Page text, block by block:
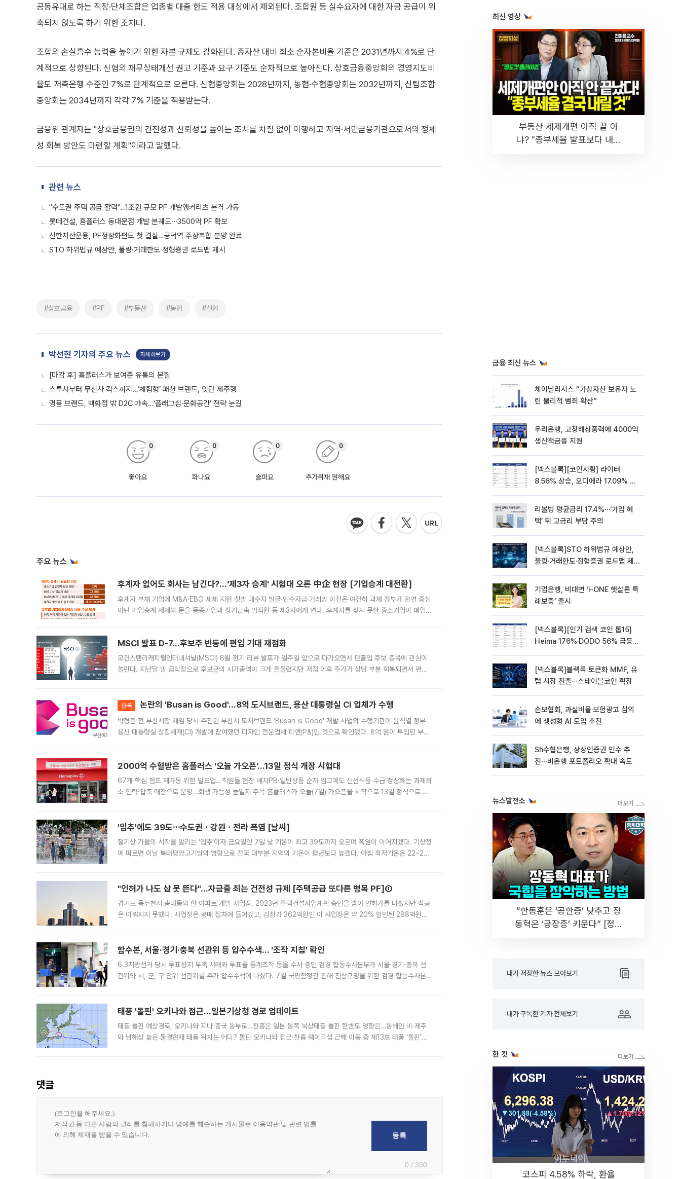
공동유대로 하는 직장·단체조합은 업종별 대출 한도 적용 대상에서 제외된다. 조합원 등 실수요자에 대한 자금 공급이 위
축되지 않도록 하기 위한 조치다.
조합의 손실흡수 능력을 높이기 위한 자본 규제도 강화된다. 총자산 대비 최소 순자본비율 기준은 2031년까지 4%로 단
계적으로 상향된다. 신협의 재무상태개선 권고 기준과 요구 기준도 순차적으로 높아진다. 상호금융중앙회의 경영지도비
율도 저축은행 수준인 7%로 단계적으로 오른다. 신협중앙회는 2028년까지, 농협·수협중앙회는 2032년까지, 산림조합
중앙회는 2034년까지 각각 7% 기준을 적용받는다.
금융위 관계자는 "상호금융권의 건전성과 신뢰성을 높이는 조치를 차질 없이 이행하고 지역·서민금융기관으로서의 정체
성 회복 방안도 마련할 계획"이라고 말했다.
관련 뉴스
"수도권 주택 공급 활력"…1조원 규모 PF 개발앵커리츠 본격 가동
롯데건설, 홈플러스 동대문점 개발 본궤도⋯3500억 PF 확보
신한자산운용, PF정상화펀드 첫 결실…공덕역 주상복합 분양 완료
STO 하위법규 예상안, 풀링·거래한도·정형증권 로드맵 제시
#상호금융 #PF #부동산 #농협 #신협
박선현 기자의 주요 뉴스 자세히보기
[마감 후] 홈플러스가 보여준 유통의 본질
스투시부터 무신사 킥스까지…‘체험형’ 패션 브랜드, 잇단 제주행
명품 브랜드, 백화점 밖 D2C 가속…‘플래그십·문화공간’ 전략 눈길
좋아요
0
화나요
0
슬퍼요
0
추가취재 원해요
0
주요 뉴스
후계자 없어도 회사는 남긴다?…‘제3자 승계’ 시험대 오른 中企 현장 [기업승계 대전환]
후계자 부재 기업에 M&A·EBO 세제 지원 첫발 매수자 발굴·인수자금·거래망 이전은 여전히 과제 정부가 혈연 중심
이던 기업승계 세제의 문을 동종기업과 장기근속 임직원 등 제3자에게 연다. 후계자를 찾지 못한 중소기업이 폐업
MSCI 발표 D-7…후보주 반등에 편입 기대 재점화
모건스탠리캐피털인터내셔널(MSCI) 8월 정기 리뷰 발표가 일주일 앞으로 다가오면서 편출입 후보 종목에 관심이
쏠린다. 지난달 말 급락장으로 후보군의 시가총액이 크게 흔들렸지만 저점 이후 주가가 상당 부분 회복되면서 편입
단독 논란의 'Busan is Good'…8억 도시브랜드, 용산 대통령실 CI 업체가 수행
박형준 전 부산시장 재임 당시 추진된 부산시 도시브랜드 ‘Busan is Good’ 개발 사업의 수행기관이 윤석열 정부
용산 대통령실 상징체계(CI) 개발에 참여했던 디자인 전문업체 피앤(P&)인 것으로 확인됐다. 8억 원이 투입된 부산
2000억 수혈받은 홈플러스 ‘오늘 가오픈’...13일 정식 개장 시험대
67개 핵심 점포 재가동 위한 빌드업...직원들 현장 배치PB·일반상품 순차 입고에도 신선식품 수급 정상화는 과제최
소 인력·압축 매장으로 운영…회생 가능성 높일지 주목 홈플러스가 오늘(7일) 가오픈을 시작으로 13일 정식으로 재
'입추'에도 39도⋯수도권ㆍ강원ㆍ전라 폭염 [날씨]
절기상 가을의 시작을 알리는 ‘입추’이자 금요일인 7일 낮 기온이 최고 39도까지 오르며 폭염이 이어지겠다. 기상청
에 따르면 이날 북태평양고기압의 영향으로 전국 대부분 지역의 기온이 평년보다 높겠다. 아침 최저기온은 22~27
"인허가 나도 삽 못 뜬다"…자금줄 죄는 건전성 규제 [주택공급 또다른 병목 PF]①
경기도 동두천시 송내동의 한 아파트 개발 사업장. 2023년 주택건설사업계획 승인을 받아 인허가를 마쳤지만 착공
은 이뤄지지 못했다. 사업장은 공매 절차에 들어갔고, 감정가 362억원인 이 사업장은 약 20% 할인된 288억원에
합수본, 서울·경기·충북 선관위 등 압수수색… ‘조작 지침’ 확인
6.3지방선거 당시 투표용지 부족 사태와 투표율 통계조작 등을 수사 중인 검경 합동수사본부가 서울·경기·충북 선
관위와 시, 군, 구 단위 선관위를 추가 압수수색에 나섰다. 7일 국민참정권 침해 진상규명을 위한 검경 합동수사본
태풍 '돌핀' 오키나와 접근…일본기상청 경로 업데이트
태풍 돌핀 예상경로, 오키나와 지나 중국 동부로…찬홈은 일본 동쪽 북상태풍 돌핀 한반도 영향은…동해안 비·제주
와 남해상 높은 물결현재 태풍 위치는 어디? 돌핀 오키나와 접근·찬홈 웨이크섬 근해 이동 중 제13호 태풍 ‘돌핀’이
댓글
0 / 300
최신 영상
부동산 세제개편 아직 끝 아
냐? "종부세율 발표보다 내릴
금융 최신 뉴스
체이널리시스 “가상자산 보유자 노
린 물리적 범죄 확산”
우리은행, 고창해상풍력에 4000억
생산적금융 지원
[넥스블록][코인시황] 라이터
8.56% 상승, 오디에라 17.09% 하
리볼빙 평균금리 17.4%⋯‘가입 혜
택’ 뒤 고금리 부담 주의
[넥스블록]STO 하위법규 예상안,
풀링·거래한도·정형증권 로드맵 제
기업은행, 비대면 ‘i-ONE 햇살론 특
례보증’ 출시
[넥스블록][인기 검색 코인 톱15]
Heima 176%·DODO 56% 급등…
[넥스블록]블랙록 토큰화 MMF, 유
럽 시장 진출∙∙∙스테이블코인 확장
손보협회, 과실비율·보험광고 심의
에 생성형 AI 도입 추진
Sh수협은행, 상상인증권 인수 추
진⋯비은행 포트폴리오 확대 속도
뉴스발전소
“한동훈은 ‘공한증’ 낮추고 장
동혁은 ‘공장증’ 키운다” [정치
내가 저장한 뉴스 모아보기
내가 구독한 기자 전체보기
한 컷
코스피 4.58% 하락, 환율